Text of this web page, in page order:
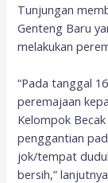
Tunjungan
Genteng Baru
melakukan
“Pada tanggal
peremajaan
Kelompok
penggantian
jok/tempat
bersih,”